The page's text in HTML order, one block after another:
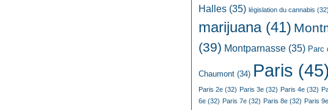
Halles (35) législation du cannabis (32)
marijuana(41)
(39) Montparnasse (35) Parc
Chaumont (34) Paris (45)
Paris 2e (32) Paris 3e (32) Paris 4e (32)
6e (32) Paris 7e (32) Paris 8e (32) Paris 9e